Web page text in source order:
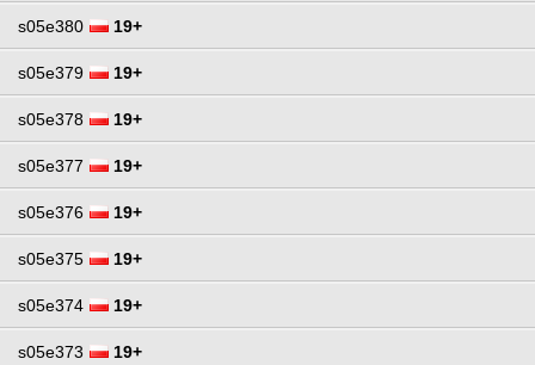
s05e380 19+
s05e379 19+
s05e378 19+
s05e377 19+
s05e376 19+
s05e375 19+
s05e374 19+
s05e373 19+